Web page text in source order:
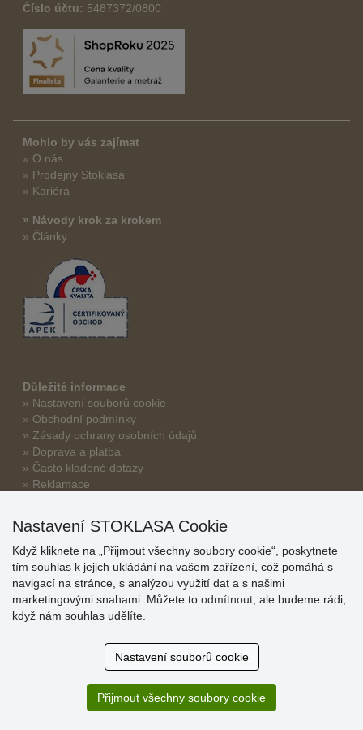
Číslo účtu: 5487372/0800
Mohlo by vás zajímat
» O nás
» Prodejny Stoklasa
» Kariéra
» Návody krok za krokem
» Články
Důležité informace
» Nastavení souborů cookie
» Obchodní podmínky
» Zásady ochrany osobních údajů
» Doprava a platba
» Často kladené dotazy
» Reklamace
Super obchod, kvalitní zboží za slušné ceny. Vřele doporučuji.
Nastavení STOKLASA Cookie
Když kliknete na „Přijmout všechny soubory cookie“, poskytnete
tím souhlas k jejich ukládání na vašem zařízení, což pomáhá s
navigací na stránce, s analýzou využití dat a s našimi
marketingovými snahami. Můžete to odmítnout , ale budeme rádi,
když nám souhlas udělíte.
Nastavení souborů cookie
Přijmout všechny soubory cookie